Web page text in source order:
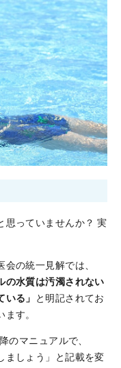
思っていませんか？ 実
の統一見解では、
の水質は汚濁されない
る」 と明記されてお
す。
のマニュアルで、
ましょう」と記載を変